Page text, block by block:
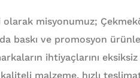
olarak misyonumuz;
baskı ve promosyon
ihtiyaçlarını
malzeme, hızlı